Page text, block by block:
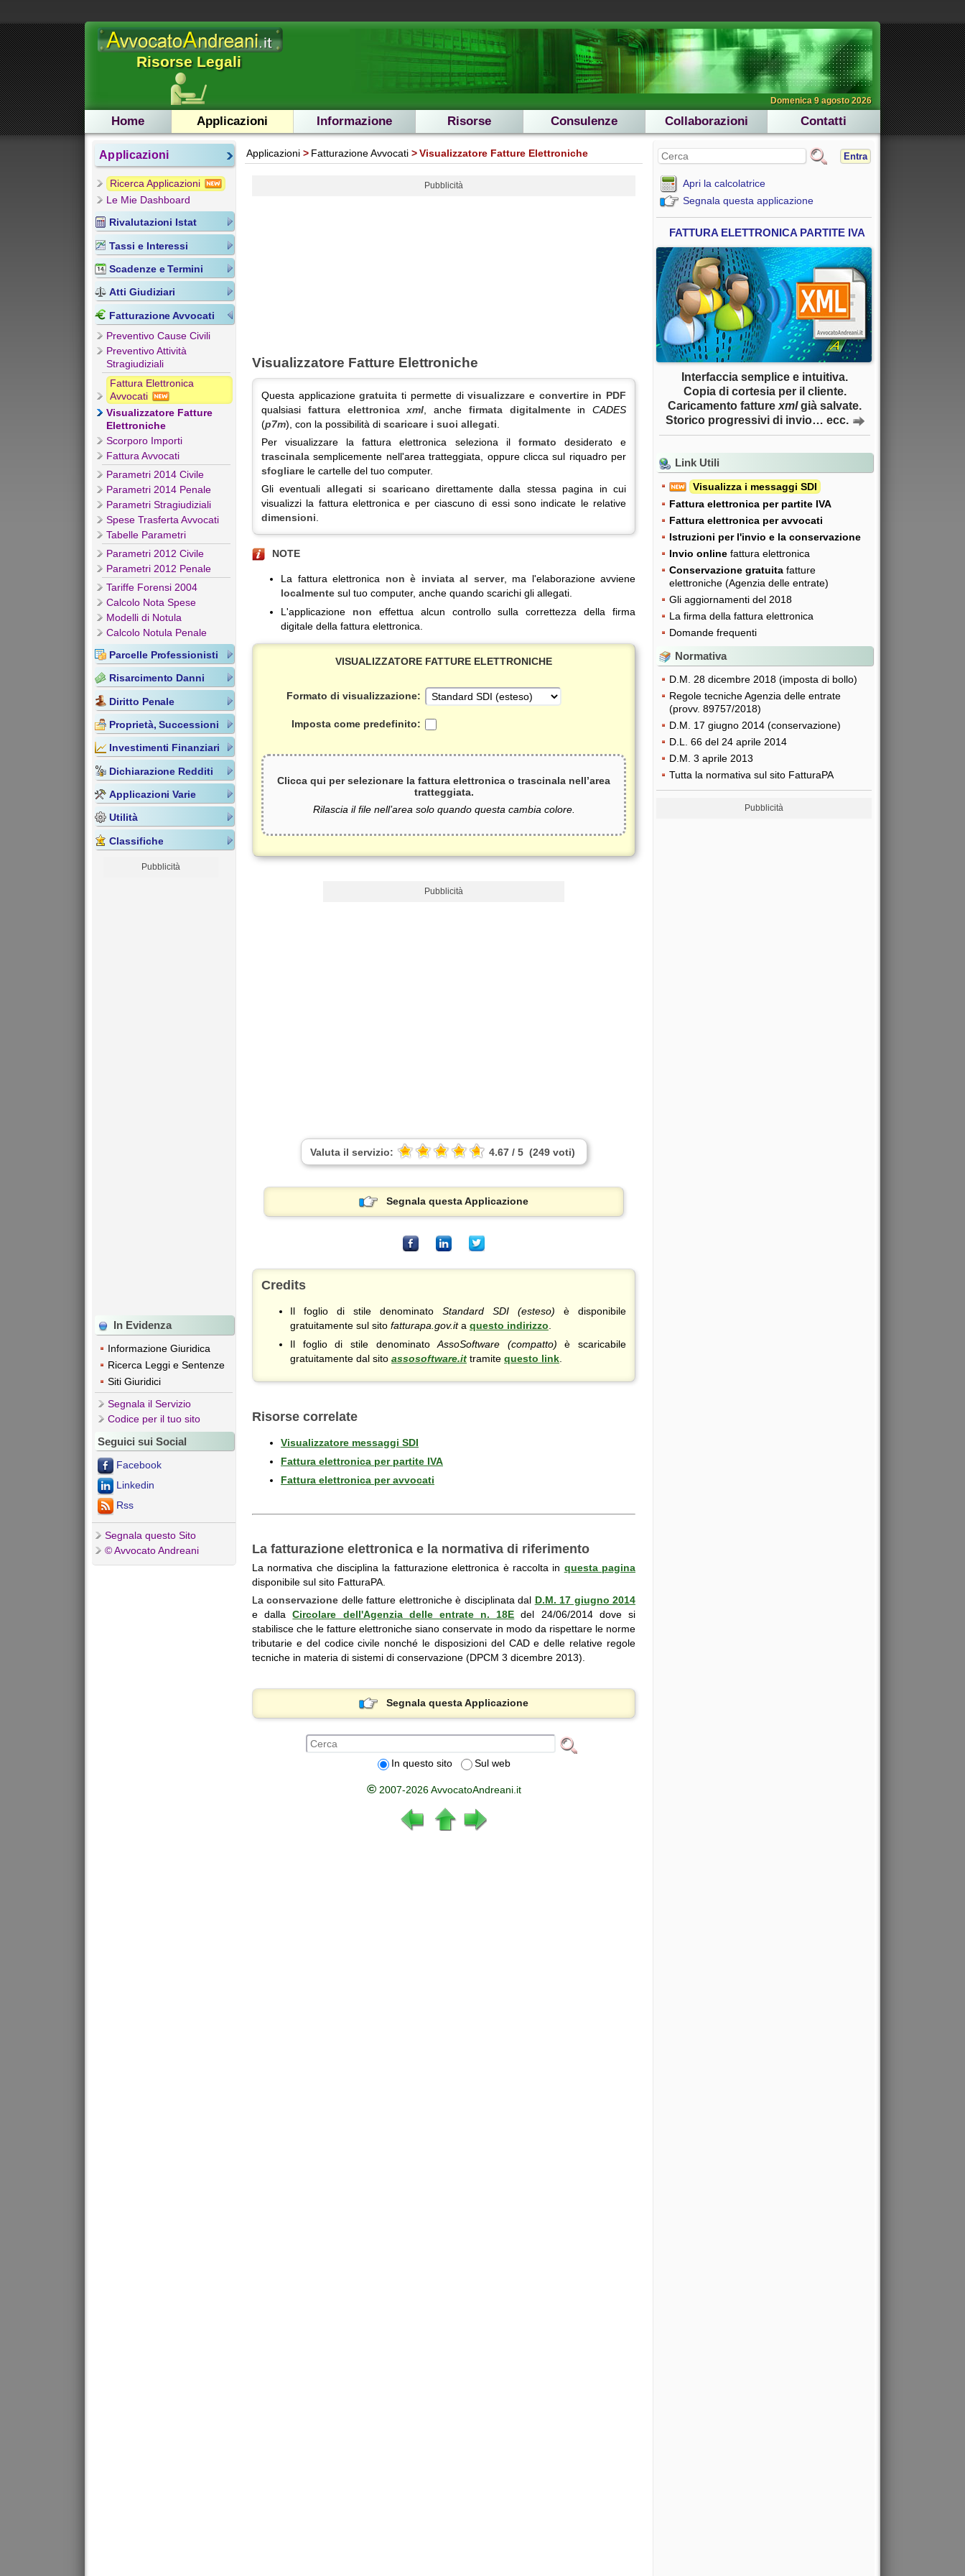
Risorse Legali
Domenica 9 agosto 2026
Home Applicazioni Informazione Risorse Consulenze Collaborazioni Contatti
Applicazioni
Ricerca Applicazioni
Le Mie Dashboard
Rivalutazioni Istat
Tassi e Interessi
Scadenze e Termini
Atti Giudiziari
Fatturazione Avvocati
Preventivo Cause Civili
Preventivo Attività
Stragiudiziali
Fattura Elettronica
Avvocati
Visualizzatore Fatture
Elettroniche
Scorporo Importi
Fattura Avvocati
Parametri 2014 Civile
Parametri 2014 Penale
Parametri Stragiudiziali
Spese Trasferta Avvocati
Tabelle Parametri
Parametri 2012 Civile
Parametri 2012 Penale
Tariffe Forensi 2004
Calcolo Nota Spese
Modelli di Notula
Calcolo Notula Penale
Parcelle Professionisti
Risarcimento Danni
Diritto Penale
Proprietà, Successioni
Investimenti Finanziari
Dichiarazione Redditi
Applicazioni Varie
Utilità
Classifiche
Pubblicità
In Evidenza
Informazione Giuridica
Ricerca Leggi e Sentenze
Siti Giuridici
Segnala il Servizio
Codice per il tuo sito
Seguici sui Social
Facebook
Linkedin
Rss
Segnala questo Sito
© Avvocato Andreani
Applicazioni Fatturazione Avvocati Visualizzatore Fatture Elettroniche
Pubblicità
Visualizzatore Fatture Elettroniche
Questa applicazionegratuita ti permette divisualizzare e convertire in PDF
qualsiasi fattura elettronica xml , anche firmata digitalmentein CADES
(p7m), con la possibilità di scaricare i suoi allegati
Per visualizzare la fattura elettronica seleziona il formato desiderato e
trascinala semplicemente nell'area tratteggiata, oppure clicca sul riquadro per
sfogliare le cartelle del tuo computer.
Gli eventuali allegati si scaricano direttamente dalla stessa pagina in cui
visualizzi la fattura elettronica e per ciascuno di essi sono indicate le relative
dimensioni
NOTE
La fattura elettronica non è inviata al server, ma l'elaborazione avviene
localmente sul tuo computer, anche quando scarichi gli allegati.
L'applicazione non effettua alcun controllo sulla correttezza della firma
digitale della fattura elettronica.
VISUALIZZATORE FATTURE ELETTRONICHE
Formato di visualizzazione:
Imposta come predefinito:
Clicca qui per selezionare la fattura elettronica o trascinala nell’area
tratteggiata.
Rilascia il file nell’area solo quando questa cambia colore.
Pubblicità
Valuta il servizio: 4.67/ 5 (249 voti)
Segnala questa Applicazione
Credits
Il foglio di stile denominato Standard SDI (esteso) è disponibile
gratuitamente sul sito fatturapa.gov.ita questo indirizzo
Il foglio di stile denominatoAssoSoftware (compatto) è scaricabile
gratuitamente dal sito assosoftware.it tramite questo link
Risorse correlate
Visualizzatore messaggi SDI
Fattura elettronica per partite IVA
Fattura elettronica per avvocati
La fatturazione elettronica e la normativa di riferimento
La normativa che disciplina la fatturazione elettronica è raccolta in questa pagina
disponibile sul sito FatturaPA.
Laconservazione delle fatture elettroniche è disciplinata dal D.M. 17 giugno 2014
e dallaCircolare dell'Agenzia delle entrate n. 18E del 24/06/2014 dove si
stabilisce che le fatture elettroniche siano conservate in modo da rispettare le norme
tributarie e del codice civile nonché le disposizioni del CAD e delle relative regole
tecniche in materia di sistemi di conservazione (DPCM 3 dicembre 2013).
Segnala questa Applicazione
In questo sito Sul web
©2007-2026 AvvocatoAndreani.it
Entra
Apri la calcolatrice
Segnala questa applicazione
FATTURA ELETTRONICA PARTITE IVA
Interfaccia semplice e intuitiva.
Copia di cortesia per il cliente.
Caricamento fatture xmlgià salvate.
Storico progressivi di invio… ecc.
Link Utili
Visualizza i messaggi SDI
Fattura elettronica per partite IVA
Fattura elettronica per avvocati
Istruzioni per l'invio e la conservazione
Invio online fattura elettronica
Conservazione gratuita fatture
elettroniche (Agenzia delle entrate)
Gli aggiornamenti del 2018
La firma della fattura elettronica
Domande frequenti
Normativa
D.M. 28 dicembre 2018 (imposta di bollo)
Regole tecniche Agenzia delle entrate
(provv. 89757/2018)
D.M. 17 giugno 2014 (conservazione)
D.L. 66 del 24 aprile 2014
D.M. 3 aprile 2013
Tutta la normativa sul sito FatturaPA
Pubblicità